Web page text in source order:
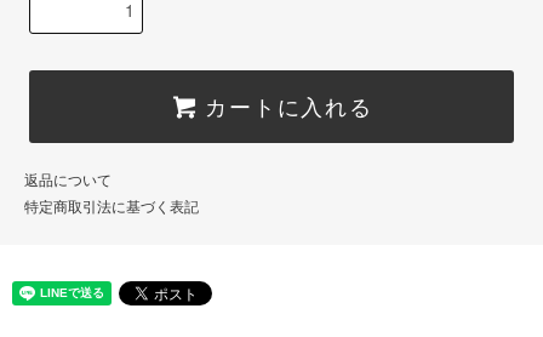
カートに入れる
返品について
特定商取引法に基づく表記